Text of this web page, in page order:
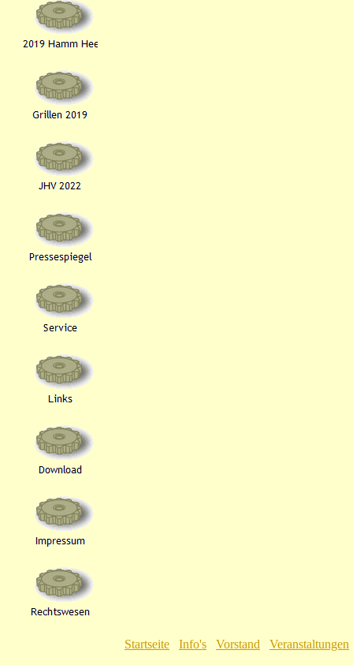
Startseite Info's Vorstand Veranstaltungen